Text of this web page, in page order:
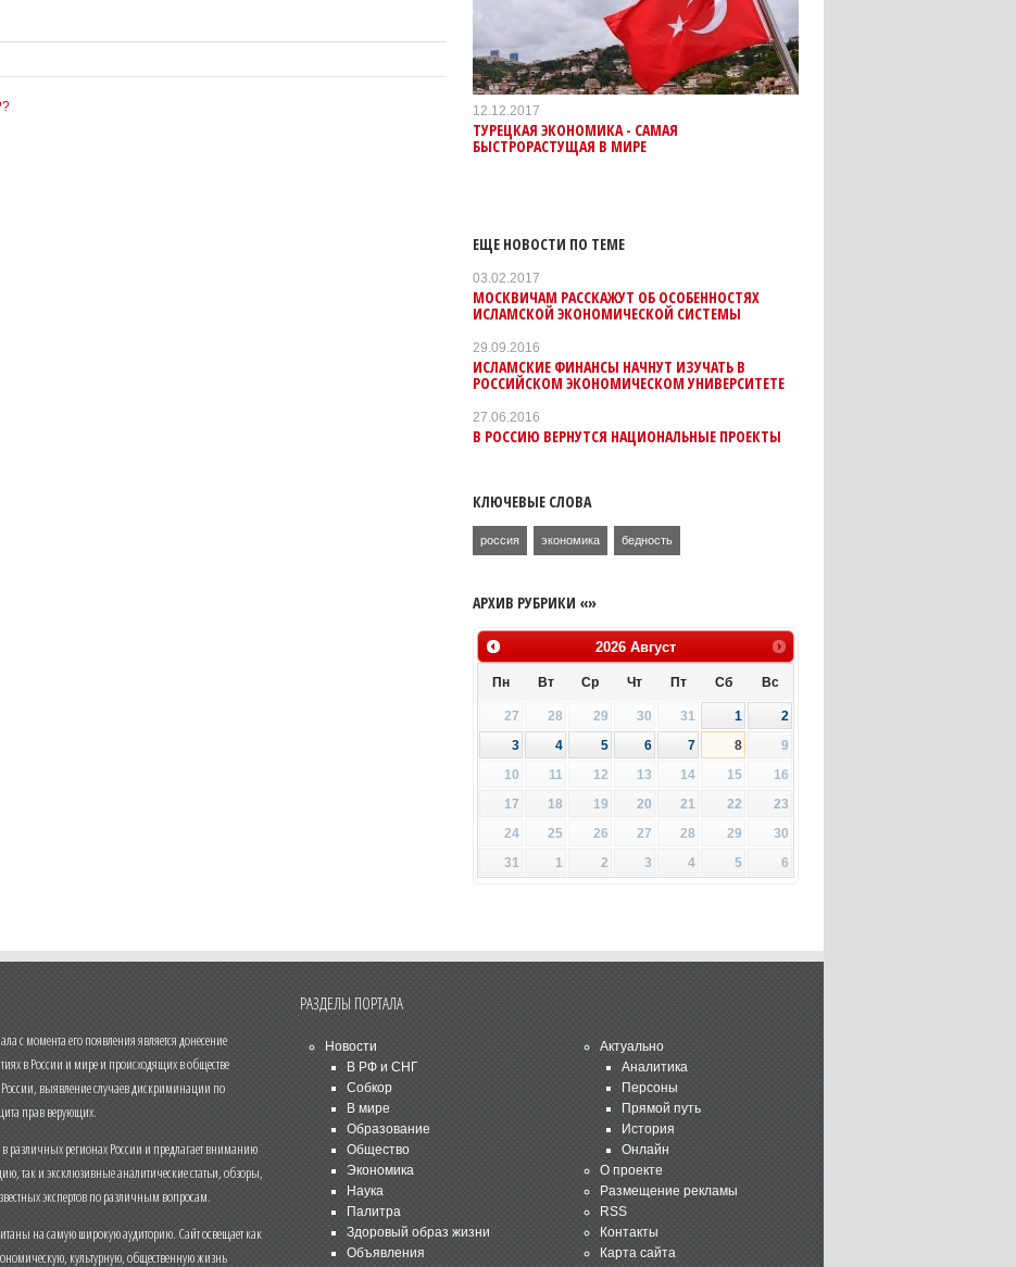
12.12.2017
ТУРЕЦКАЯ ЭКОНОМИКА - САМАЯ
БЫСТРОРАСТУЩАЯ В МИРЕ
ЕЩЕ НОВОСТИ ПО ТЕМЕ
03.02.2017
МОСКВИЧАМ РАССКАЖУТ ОБ ОСОБЕННОСТЯХ
ИСЛАМСКОЙ ЭКОНОМИЧЕСКОЙ СИСТЕМЫ
29.09.2016
ИСЛАМСКИЕ ФИНАНСЫ НАЧНУТ ИЗУЧАТЬ В
РОССИЙСКОМ ЭКОНОМИЧЕСКОМ УНИВЕРСИТЕТЕ
27.06.2016
В РОССИЮ ВЕРНУТСЯ НАЦИОНАЛЬНЫЕ ПРОЕКТЫ
КЛЮЧЕВЫЕ СЛОВА
россия экономика бедность
АРХИВ РУБРИКИ «»
2026 Август
Пн Вт Ср Чт Пт Сб Вс
27 28 29 30 31 1
2
3
4 5 6 7 8
9
10
11 12 13 14 15
16
17
18 19 20 21 22
23
24
25 26 27 28 29
30
31
1 2 3 4 5 6
с момента его появления является донесение
в России и мире и происходящих в обществе
выявление случаев дискриминации по
прав верующих.
различных регионах России и предлагает вниманию
так и эксклюзивные аналитические статьи, обзоры,
экспертов по различным вопросам.
на самую широкую аудиторию. Сайт освещает как
культурную, общественную жизнь
РАЗДЕЛЫ ПОРТАЛА
Новости
В РФ и СНГ
Собкор
В мире
Образование
Общество
Экономика
Наука
Палитра
Здоровый образ жизни
Объявления
Актуально
Аналитика
Персоны
Прямой путь
История
Онлайн
О проекте
Размещение рекламы
RSS
Контакты
Карта сайта